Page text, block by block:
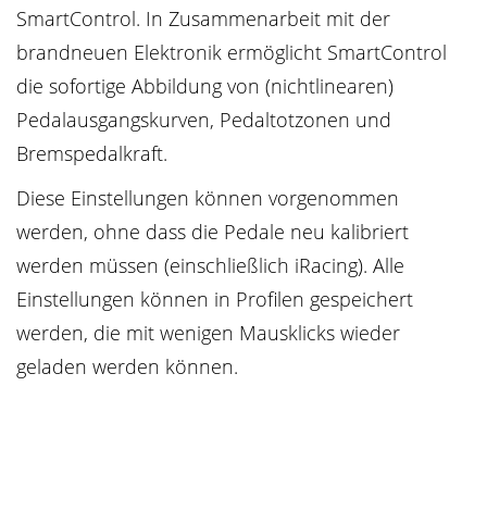
SmartControl. In Zusammenarbeit mit der
brandneuen Elektronik ermöglicht SmartControl
die sofortige Abbildung von (nichtlinearen)
Pedalausgangskurven, Pedaltotzonen und
Bremspedalkraft.
Diese Einstellungen können vorgenommen
werden, ohne dass die Pedale neu kalibriert
werden müssen (einschließlich iRacing). Alle
Einstellungen können in Profilen gespeichert
werden, die mit wenigen Mausklicks wieder
geladen werden können.